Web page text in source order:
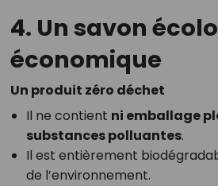
4. Un savon
économique
Un produit zéro déchet
Il ne contient ni emballage
substances polluantes.
Il est entièrement
de l’environnement.